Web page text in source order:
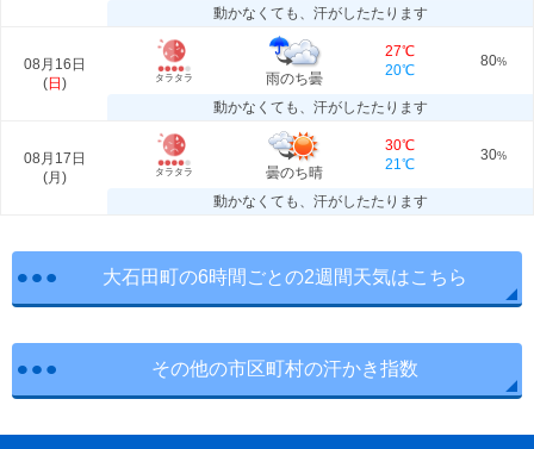
動かなくても、汗がしたたります
08月16日
(日 ) タラタラ 雨のち曇
27℃
20℃
80%
動かなくても、汗がしたたります
08月17日
(月 ) タラタラ 曇のち晴
30℃
21℃
30%
動かなくても、汗がしたたります
大石田町の6時間ごとの2週間天気はこちら
その他の市区町村の汗かき指数